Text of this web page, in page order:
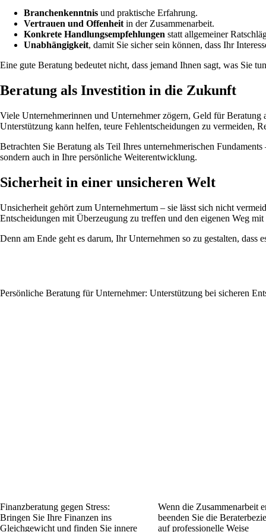
Branchenkenntnis und praktische Erfahrung.
Vertrauen und Offenheit in der Zusammenarbeit.
Konkrete Handlungsempfehlungen statt allgemeiner
Unabhängigkeit, damit Sie sicher sein können, dass Ihr
Eine gute Beratung bedeutet nicht, dass jemand Ihnen sagt, was Sie
Beratung als Investition in die Zukunft
Viele Unternehmerinnen und Unternehmer zögern, Geld für
Unterstützung kann helfen, teure Fehlentscheidungen zu vermeiden,
Betrachten Sie Beratung als Teil Ihres unternehmerischen
sondern auch in Ihre persönliche Weiterentwicklung.
Sicherheit in einer unsicheren Welt
Unsicherheit gehört zum Unternehmertum – sie lässt sich nicht
Entscheidungen mit Überzeugung zu treffen und den eigenen Weg
Denn am Ende geht es darum, Ihr Unternehmen so zu gestalten,
Persönliche Beratung für Unternehmer: Unterstützung bei sicheren
Finanzberatung gegen Stress:
Bringen Sie Ihre Finanzen ins
Gleichgewicht und finden Sie innere
Wenn die Zusammenarbeit
beenden Sie die
auf professionelle Weise